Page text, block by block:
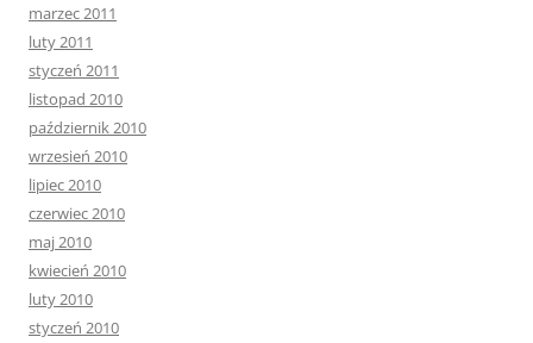
marzec 2011
luty 2011
styczeń 2011
listopad 2010
październik 2010
wrzesień 2010
lipiec 2010
czerwiec 2010
maj 2010
kwiecień 2010
luty 2010
styczeń 2010